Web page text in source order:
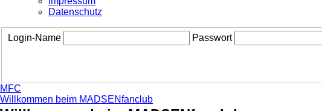
Datenschutz
Login-Name Passwort
MFC
Willkommen beim MADSENfanclub